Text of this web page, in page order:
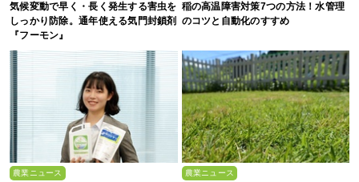
気候変動で早く・長く発生する害虫を
しっかり防除。通年使える気門封鎖剤
『フーモン』
稲の高温障害対策7つの方法！水管理
のコツと自動化のすすめ
農業ニュース 農業ニュース